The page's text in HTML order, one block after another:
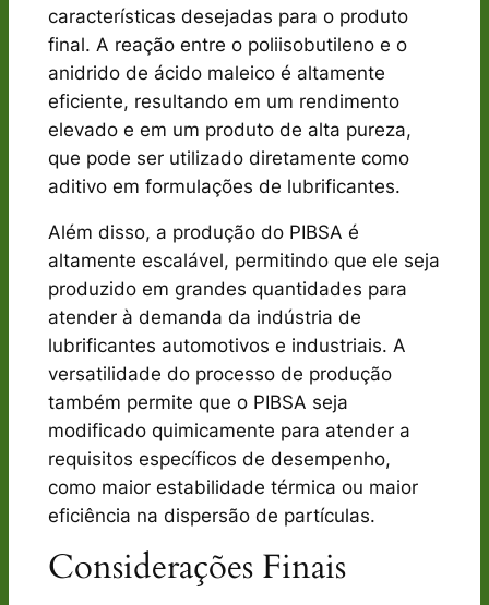
características desejadas para o produto
final. A reação entre o poliisobutileno e o
anidrido de ácido maleico é altamente
eficiente, resultando em um rendimento
elevado e em um produto de alta pureza,
que pode ser utilizado diretamente como
aditivo em formulações de lubrificantes.
Além disso, a produção do PIBSA é
altamente escalável, permitindo que ele seja
produzido em grandes quantidades para
atender à demanda da indústria de
lubrificantes automotivos e industriais. A
versatilidade do processo de produção
também permite que o PIBSA seja
modificado quimicamente para atender a
requisitos específicos de desempenho,
como maior estabilidade térmica ou maior
eficiência na dispersão de partículas.
Considerações Finais